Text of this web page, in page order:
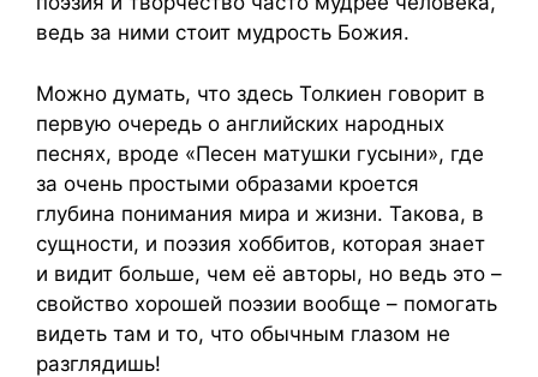
ведь за ними стоит мудрость Божия.
Можно думать, что здесь Толкиен говорит в
первую очередь о английских народных
песнях, вроде «Песен матушки гусыни», где
за очень простыми образами кроется
глубина понимания мира и жизни. Такова, в
сущности, и поэзия хоббитов, которая знает
и видит больше, чем её авторы, но ведь это –
свойство хорошей поэзии вообще – помогать
видеть там и то, что обычным глазом не
разглядишь!